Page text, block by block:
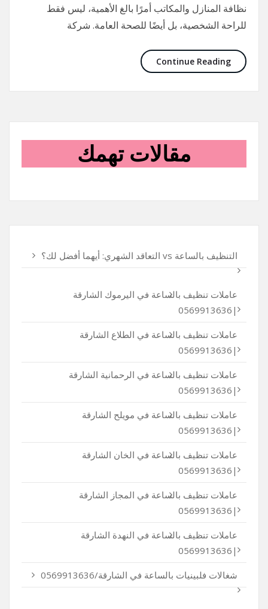
نظافة المنازل والمكاتب أمرًا بالغ الأهمية، ليس فقط
للراحة الشخصية، بل أيضًا للصحة العامة. شركة
Continue Reading
مقالات تهمك
التنظيف بالساعة vs التعاقد الشهري: أيهما أفضل لك؟
عاملات تنظيف بالساعة في اليرموك الشارقة
|0569913636
عاملات تنظيف بالساعة في الطلاع الشارقة
|0569913636
عاملات تنظيف بالساعة في الرحمانية الشارقة
|0569913636
عاملات تنظيف بالساعة في مويلح الشارقة
|0569913636
عاملات تنظيف بالساعة في الخان الشارقة
|0569913636
عاملات تنظيف بالساعة في المجاز الشارقة
|0569913636
عاملات تنظيف بالساعة في النهدة الشارقة
|0569913636
شغالات فلبينيات بالساعة في الشارقة/0569913636